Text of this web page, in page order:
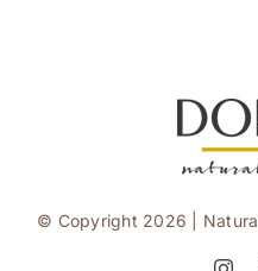
© Copyright 2026 |